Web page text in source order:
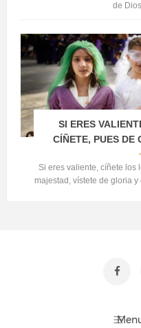
de
SI ERES
CÍÑETE, PUES DE
Si eres valiente, cíñete los
majestad, vístete de gloria